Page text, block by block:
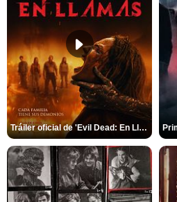
Tráiler oficial de 'Evil Dead: En Llamas'